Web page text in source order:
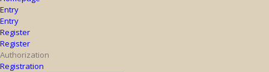
Entry
Entry
Register
Register
Authorization
Registration